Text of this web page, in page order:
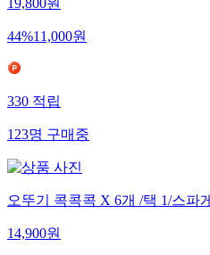
19,800원
44%11,000원
330적립
123명구매중
오뚜기 콕콕콕 X 6개 /택 1/스파
14,900원